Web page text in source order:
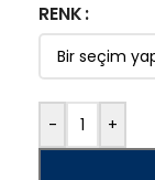
RENK
- +